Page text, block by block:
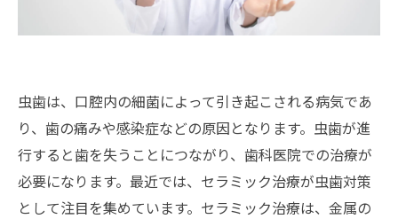
虫歯は、口腔内の細菌によって引き起こされる病気であ
り、歯の痛みや感染症などの原因となります。虫歯が進
行すると歯を失うことにつながり、歯科医院での治療が
必要になります。最近では、セラミック治療が虫歯対策
として注目を集めています。セラミック治療は、金属の